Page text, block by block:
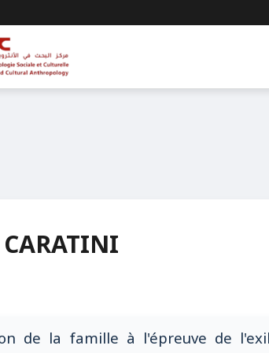
de la famille à l'épreuve de